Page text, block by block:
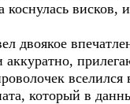
висков,
двоякое
который в